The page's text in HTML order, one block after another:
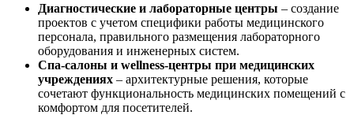
Диагностические и лабораторные центры – создание
проектов с учетом специфики работы медицинского
персонала, правильного размещения лабораторного
оборудования и инженерных систем.
Спа-салоны и wellness-центры при медицинских
учреждениях – архитектурные решения, которые
сочетают функциональность медицинских помещений с
комфортом для посетителей.